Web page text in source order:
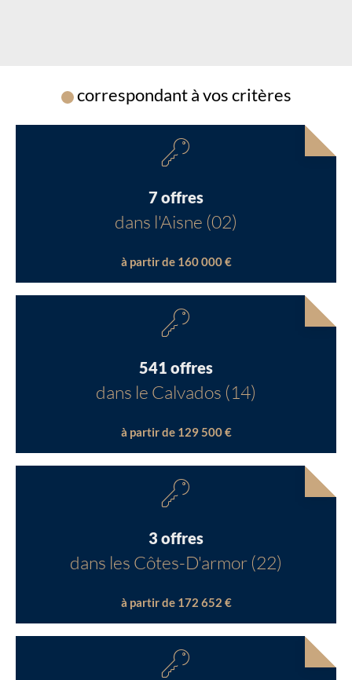
Chargement...correspondant à vos critères
7 offres
dans l'Aisne (02)
à partir de 160 000 €
541 offres
dans le Calvados (14)
à partir de 129 500 €
3 offres
dans les Côtes-D'armor (22)
à partir de 172 652 €